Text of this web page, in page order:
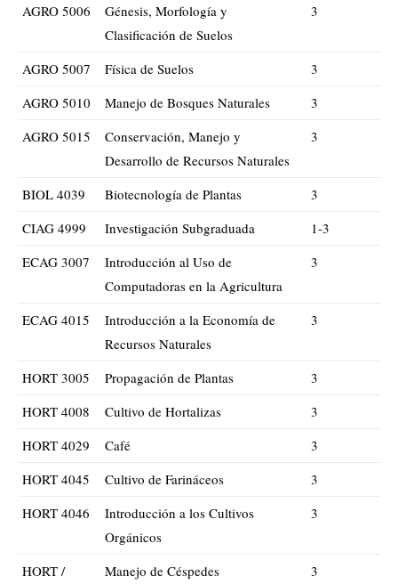
AGRO 5006
Génesis, Morfología y
Clasificación de Suelos
3
AGRO 5007 Física de Suelos
3
AGRO 5010
Manejo de Bosques Naturales
3
AGRO 5015
Conservación, Manejo y
Desarrollo de Recursos Naturales
3
BIOL 4039 Biotecnología de Plantas
3
CIAG 4999
Investigación Subgraduada
1-3
ECAG 3007
Introducción al Uso de
Computadoras en la Agricultura
3
ECAG 4015
Introducción a la Economía de
Recursos Naturales
3
HORT 3005 Propagación de Plantas
3
HORT 4008
Cultivo de Hortalizas
3
HORT 4029
Café
3
HORT 4045
Cultivo de Farináceos
3
HORT 4046
Introducción a los Cultivos
Orgánicos
3
HORT /
Manejo de Céspedes 3